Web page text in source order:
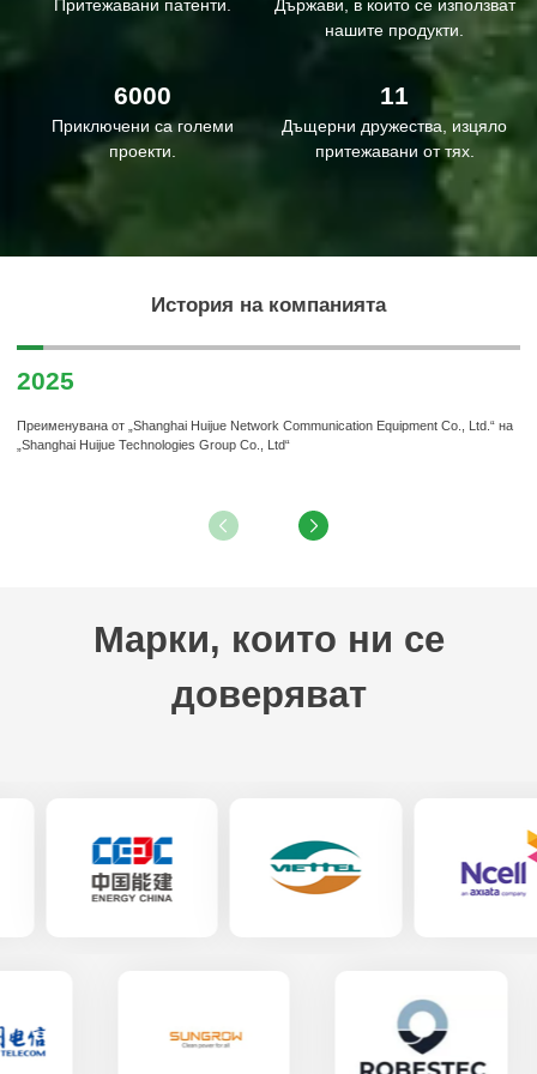
споделяне на постиженията“ и е спомогнала за зеленото,
здравословно и устойчиво развитие на индустрията чрез
непрекъснато натрупване на иновации и технологични
Притежавани патенти.
Държави, в които се използват
нашите продукти.
6000
Приключени са големи
проекти.
11
Дъщерни дружества, изцяло
притежавани от тях.
История на компанията
2025
Преименувана от „Shanghai Huijue Network Communication Equipment Co., Ltd.“ на
„Shanghai Huijue Technologies Group Co., Ltd“
Марки, които ни се
доверяват
x